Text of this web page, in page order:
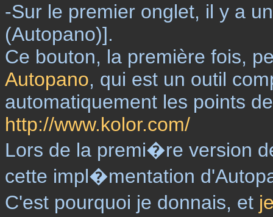
-Sur le premier onglet, il y a
(Autopano)].
Ce bouton, la première fois,
Autopano, qui est un outil
automatiquement les points
http://www.kolor.com/
Lors de la premi�re version
cette impl�mentation
C'est pourquoi je donnais, et